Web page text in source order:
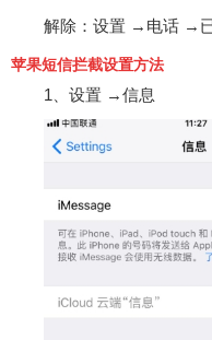
解除：设置 →电话 →已
苹果短信拦截设置方法
1、设置 →信息